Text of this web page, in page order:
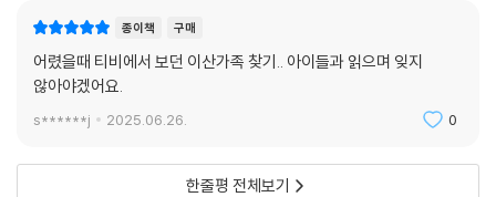
종이책 구매
어렸을때 티비에서 보던 이산가족 찾기.. 아이들과 읽으며 잊지
않아야겠어요.
s******j 2025.06.26. 0
한줄평 전체보기